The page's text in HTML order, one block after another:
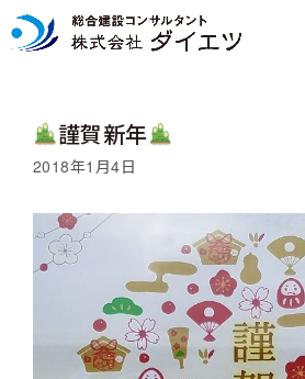
コ
ン
謹賀新年
2018年1月4日